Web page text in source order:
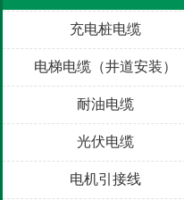
充电桩电缆
电梯电缆（井道安装）
耐油电缆
光伏电缆
电机引接线